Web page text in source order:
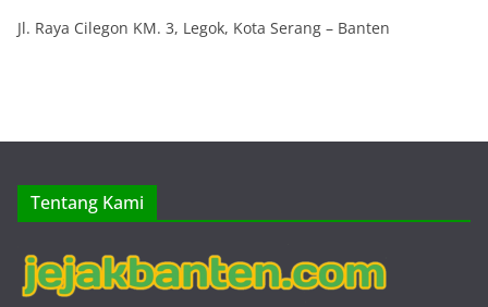
Jl. Raya Cilegon KM. 3, Legok, Kota Serang – Banten
Tentang Kami